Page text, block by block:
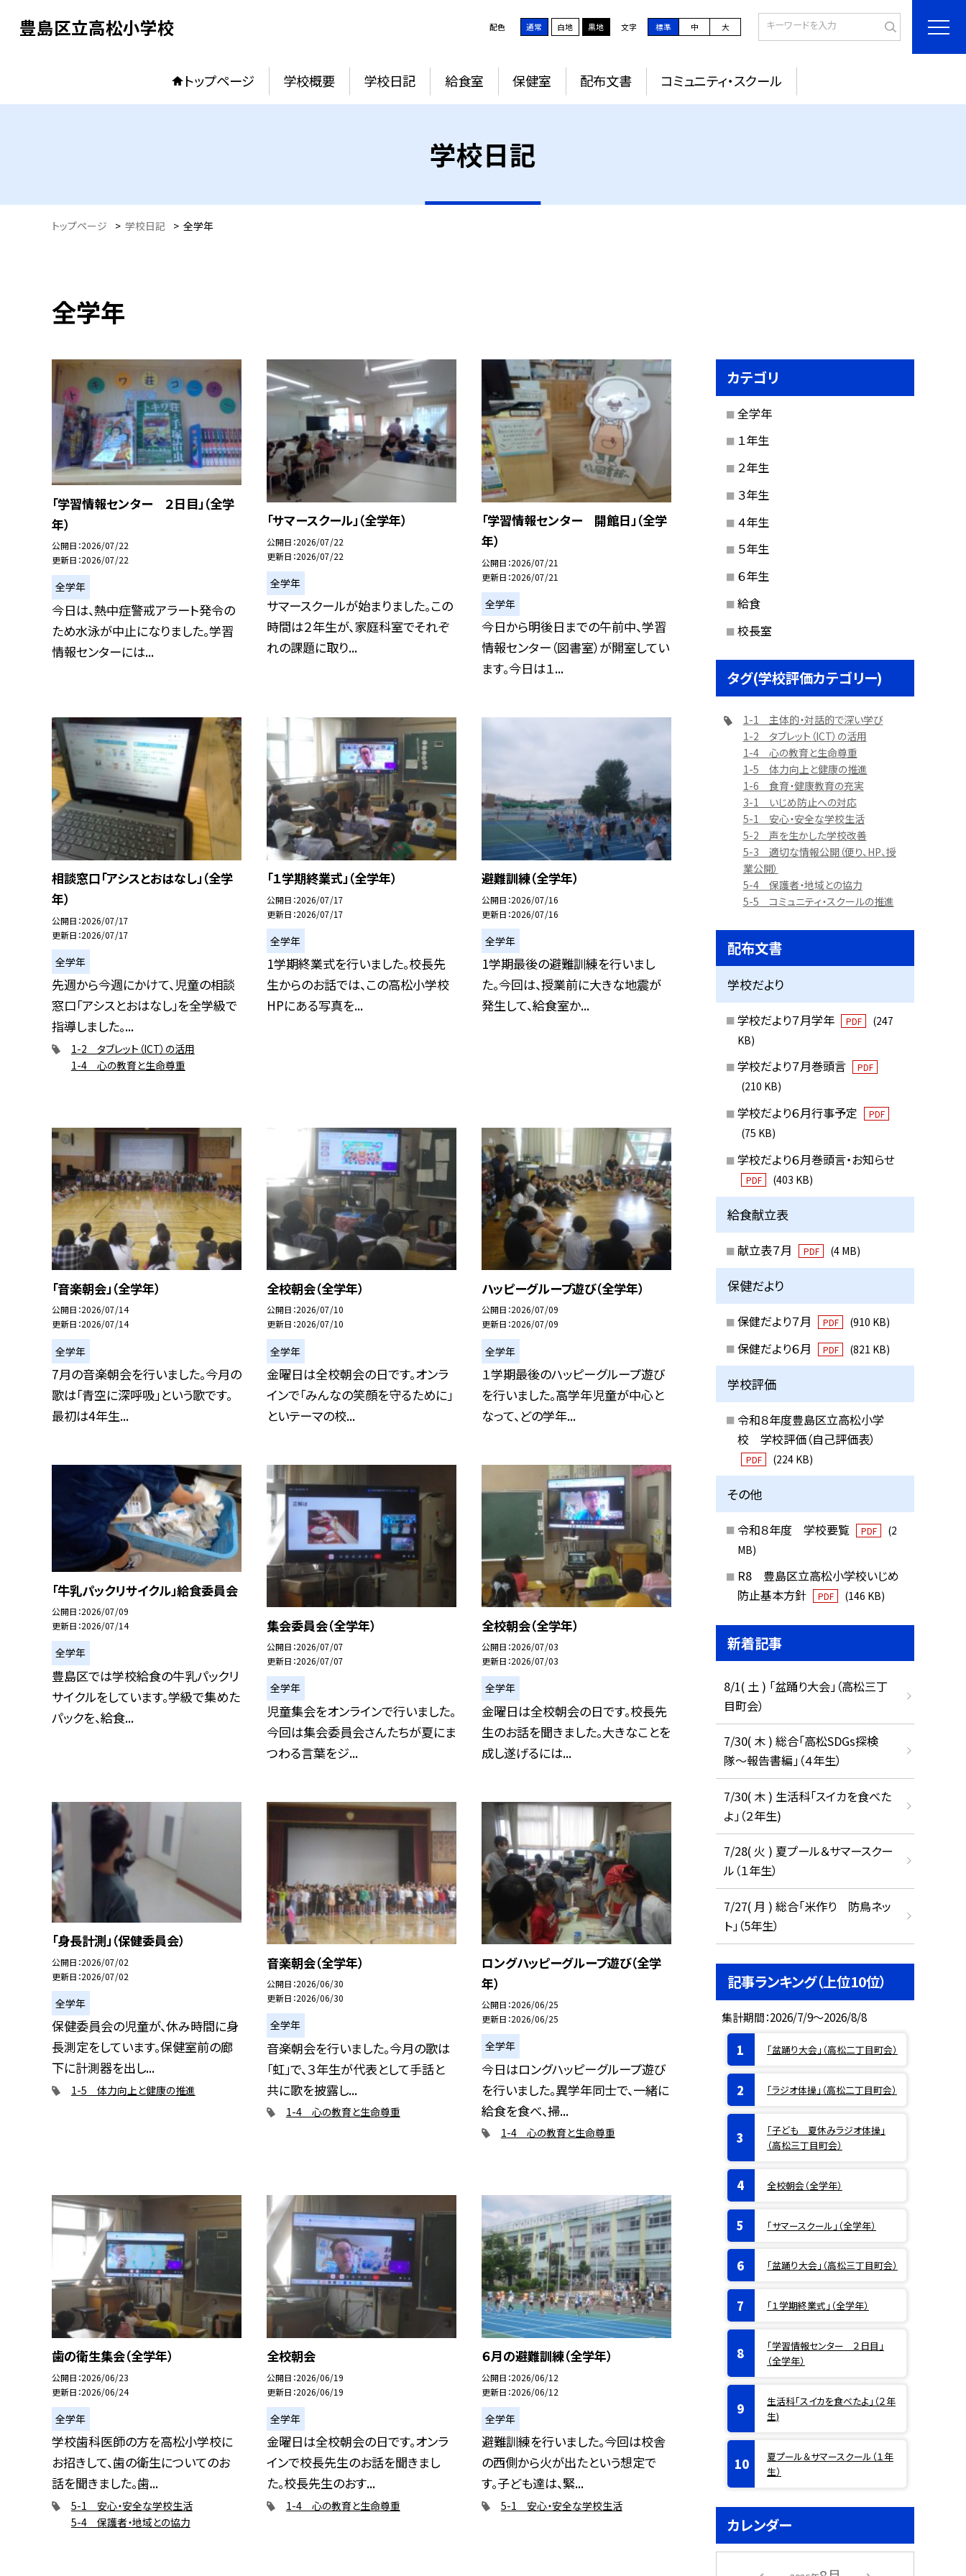
豊島区立高松小学校 配色 通常 白地 黒地 文字 標準 中 大
トップページ 学校概要 学校日記 給食室 保健室 配布文書 コミュニティ・スクール
学校日記
トップページ > 学校日記 > 全学年
全学年
「学習情報センター ２日目」（全学
年）
公開日 2026/07/22
更新日 2026/07/22
全学年
今日は、熱中症警戒アラート発令の
ため水泳が中止になりました。学習
情報センターには...
「サマースクール」（全学年）
公開日 2026/07/22
更新日 2026/07/22
全学年
サマースクールが始まりました。この
時間は２年生が、家庭科室でそれぞ
れの課題に取り...
「学習情報センター 開館日」（全学
年）
公開日 2026/07/21
更新日 2026/07/21
全学年
今日から明後日までの午前中、学習
情報センター（図書室）が開室してい
ます。今日は１...
相談窓口「アシスとおはなし」（全学
年）
公開日 2026/07/17
更新日 2026/07/17
全学年
先週から今週にかけて、児童の相談
窓口「アシスとおはなし」を全学級で
指導しました。...
1-2 タブレット（ICT）の活用
1-4 心の教育と生命尊重
「１学期終業式」（全学年）
公開日 2026/07/17
更新日 2026/07/17
全学年
1学期終業式を行いました。校長先
生からのお話では、この高松小学校
HPにある写真を...
避難訓練（全学年）
公開日 2026/07/16
更新日 2026/07/16
全学年
1学期最後の避難訓練を行いまし
た。今回は、授業前に大きな地震が
発生して、給食室か...
「音楽朝会」（全学年）
公開日 2026/07/14
更新日 2026/07/14
全学年
7月の音楽朝会を行いました。今月の
歌は「青空に深呼吸」という歌です。
最初は4年生...
全校朝会（全学年）
公開日 2026/07/10
更新日 2026/07/10
全学年
金曜日は全校朝会の日です。オンラ
インで「みんなの笑顔を守るために」
といテーマの校...
ハッピーグループ遊び（全学年）
公開日 2026/07/09
更新日 2026/07/09
全学年
１学期最後のハッピーグループ遊び
を行いました。高学年児童が中心と
なって、どの学年...
「牛乳パックリサイクル」給食委員会
公開日 2026/07/09
更新日 2026/07/14
全学年
豊島区では学校給食の牛乳パックリ
サイクルをしています。学級で集めた
パックを、給食...
集会委員会（全学年）
公開日 2026/07/07
更新日 2026/07/07
全学年
児童集会をオンラインで行いました。
今回は集会委員会さんたちが夏にま
つわる言葉をジ...
全校朝会（全学年）
公開日 2026/07/03
更新日 2026/07/03
全学年
金曜日は全校朝会の日です。校長先
生のお話を聞きました。大きなことを
成し遂げるには...
「身長計測」（保健委員会）
公開日 2026/07/02
更新日 2026/07/02
全学年
保健委員会の児童が、休み時間に身
長測定をしています。保健室前の廊
下に計測器を出し...
1-5 体力向上と健康の推進
音楽朝会（全学年）
公開日 2026/06/30
更新日 2026/06/30
全学年
音楽朝会を行いました。今月の歌は
「虹」で、３年生が代表として手話と
共に歌を披露し...
1-4 心の教育と生命尊重
ロングハッピーグループ遊び（全学
年）
公開日 2026/06/25
更新日 2026/06/25
全学年
今日はロングハッピーグループ遊び
を行いました。異学年同士で、一緒に
給食を食べ、掃...
1-4 心の教育と生命尊重
歯の衛生集会（全学年）
公開日 2026/06/23
更新日 2026/06/24
全学年
学校歯科医師の方を高松小学校に
お招きして、歯の衛生についてのお
話を聞きました。歯...
5-1 安心・安全な学校生活
5-4 保護者・地域との協力
全校朝会
公開日 2026/06/19
更新日 2026/06/19
全学年
金曜日は全校朝会の日です。オンラ
インで校長先生のお話を聞きまし
た。校長先生のおす...
1-4 心の教育と生命尊重
６月の避難訓練（全学年）
公開日 2026/06/12
更新日 2026/06/12
全学年
避難訓練を行いました。今回は校舎
の西側から火が出たという想定で
す。子ども達は、緊...
5-1 安心・安全な学校生活
カテゴリ
全学年
１年生
２年生
３年生
４年生
５年生
６年生
給食
校長室
タグ(学校評価カテゴリー)
1-1 主体的・対話的で深い学び
1-2 タブレット（ICT）の活用
1-4 心の教育と生命尊重
1-5 体力向上と健康の推進
1-6 食育・健康教育の充実
3-1 いじめ防止への対応
5-1 安心・安全な学校生活
5-2 声を生かした学校改善
5-3 適切な情報公開（便り、HP、授
業公開）
5-4 保護者・地域との協力
5-5 コミュニティ・スクールの推進
配布文書
学校だより
学校だより７月学年 PDF
(247
KB)
学校だより７月巻頭言 PDF
(210 KB)
学校だより６月行事予定 PDF
(75 KB)
学校だより６月巻頭言・お知らせ
PDF (403 KB)
給食献立表
献立表７月 PDF (4 MB)
保健だより
保健だより７月 PDF (910 KB)
保健だより６月 PDF (821 KB)
学校評価
令和８年度豊島区立高松小学
校 学校評価（自己評価表）
PDF (224 KB)
その他
令和８年度 学校要覧 PDF
(2
MB)
R8 豊島区立高松小学校いじめ
防止基本方針
PDF (146 KB)
新着記事
8/1( 土 ) 「盆踊り大会」（高松三丁
目町会）
7/30( 木 ) 総合「高松SDGs探検
隊〜報告書編」（４年生）
7/30( 木 ) 生活科「スイカを食べた
よ」（２年生)
7/28( 火 ) 夏プール＆サマースクー
ル（１年生）
7/27( 月 ) 総合「米作り 防鳥ネッ
ト」（5年生）
記事ランキング（上位10位）
集計期間：2026/7/9～2026/8/8
「盆踊り大会」（高松二丁目町会）
「ラジオ体操」（高松二丁目町会）
「子ども 夏休みラジオ体操」
（高松三丁目町会）
全校朝会（全学年）
「サマースクール」（全学年）
「盆踊り大会」（高松三丁目町会）
「１学期終業式」（全学年）
「学習情報センター ２日目」
（全学年）
生活科「スイカを食べたよ」（２年
生)
夏プール＆サマースクール（１年
生）
カレンダー